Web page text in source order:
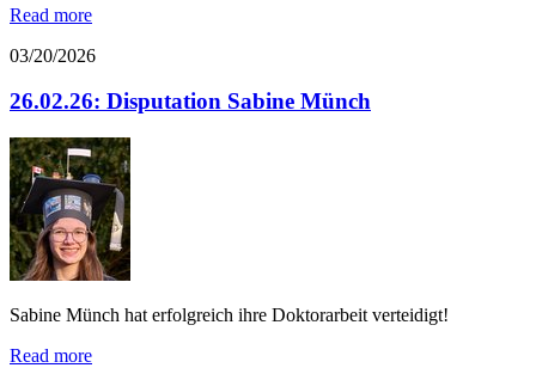
Read more
03/20/2026
26.02.26: Disputation Sabine Münch
Sabine Münch hat erfolgreich ihre Doktorarbeit verteidigt!
Read more